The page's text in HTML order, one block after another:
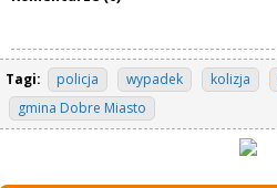
Tagi: policja wypadek kolizja
gmina Dobre Miasto